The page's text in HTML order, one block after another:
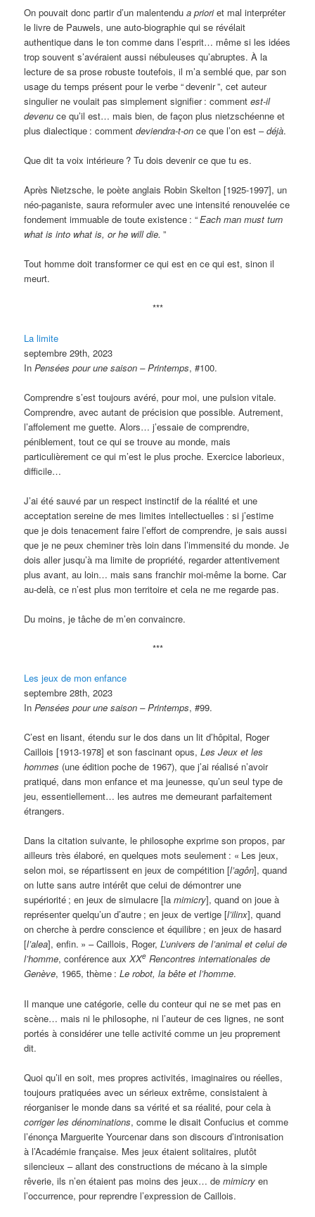
On pouvait donc partir d’un malentendua prioriet mal interpréter
le livre de Pauwels, une auto-biographie qui se révélait
authentique dans le ton comme dans l’esprit… même si les idées
trop souvent s’avéraient aussi nébuleuses qu’abruptes. À la
lecture de sa prose robuste toutefois, il m’a semblé que, par son
usage du temps présent pour le verbe “devenir”, cet auteur
singulier ne voulait pas simplement signifier : commentest-il
devenu ce qu’il est… mais bien, de façon plus nietzschéenne et
plus dialectique : commentdeviendra-t-on ce que l’on est –déjà.
Que dit ta voix intérieure ? Tu dois devenir ce que tu es.
Après Nietzsche, le poète anglais Robin Skelton [1925-1997], un
néo-paganiste, saura reformuler avec une intensité renouvelée ce
fondement immuable de toute existence : “Each man must turn
what is into what is, or he will die. ”
Tout homme doit transformer ce qui est en ce qui est, sinon il
meurt.
***
La limite
septembre 29th, 2023
InPensées pour une saison – Printemps, #100.
Comprendre s’est toujours avéré, pour moi, une pulsion vitale.
Comprendre, avec autant de précision que possible. Autrement,
l’affolement me guette. Alors… j’essaie de comprendre,
péniblement, tout ce qui se trouve au monde, mais
particulièrement ce qui m’est le plus proche. Exercice laborieux,
difficile…
J’ai été sauvé par un respect instinctif de la réalité et une
acceptation sereine de mes limites intellectuelles : si j’estime
que je dois tenacement faire l’effort de comprendre, je sais aussi
que je ne peux cheminer très loin dans l’immensité du monde. Je
dois aller jusqu’à ma limite de propriété, regarder attentivement
plus avant, au loin… mais sans franchir moi-même la borne. Car
au-delà, ce n’est plus mon territoire et cela ne me regarde pas.
Du moins, je tâche de m’en convaincre.
***
Les jeux de mon enfance
septembre 28th, 2023
InPensées pour une saison – Printemps, #99.
C’est en lisant, étendu sur le dos dans un lit d’hôpital, Roger
Caillois [1913-1978] et son fascinant opus,Les Jeux et les
hommes (une édition poche de 1967), que j’ai réalisé n’avoir
pratiqué, dans mon enfance et ma jeunesse, qu’un seul type de
jeu, essentiellement… les autres me demeurant parfaitement
étrangers.
Dans la citation suivante, le philosophe exprime son propos, par
ailleurs très élaboré, en quelques mots seulement : « Les jeux,
selon moi, se répartissent en jeux de compétition [l’agôn], quand
on lutte sans autre intérêt que celui de démontrer une
supériorité ; en jeux de simulacre [lamimicry], quand on joue à
représenter quelqu’un d’autre ; en jeux de vertige [l’ilinx], quand
on cherche à perdre conscience et équilibre ; en jeux de hasard
[l’alea], enfin. » – Caillois, Roger,L’univers de l’animal et celui de
l’homme, conférence auxXXe Rencontres internationales de
Genève, 1965, thème :Le robot, la bête et l’homme.
Il manque une catégorie, celle du conteur qui ne se met pas en
scène… mais ni le philosophe, ni l’auteur de ces lignes, ne sont
portés à considérer une telle activité comme un jeu proprement
dit.
Quoi qu’il en soit, mes propres activités, imaginaires ou réelles,
toujours pratiquées avec un sérieux extrême, consistaient à
réorganiser le monde dans sa vérité et sa réalité, pour cela à
corriger les dénominations, comme le disait Confucius et comme
l’énonça Marguerite Yourcenar dans son discours d’intronisation
à l’Académie française. Mes jeux étaient solitaires, plutôt
silencieux – allant des constructions de mécano à la simple
rêverie, ils n’en étaient pas moins des jeux… demimicry en
l’occurrence, pour reprendre l’expression de Caillois.